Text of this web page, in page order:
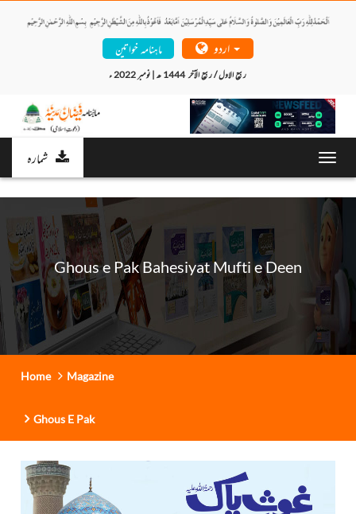
ماہنامہ خواتین
ربیع الاول / ربیع الآخر  1444 ھ | نومبر 2022 ء
شمارہ
Ghous e Pak Bahesiyat Mufti e Deen
Home Magazine
Ghous E Pak